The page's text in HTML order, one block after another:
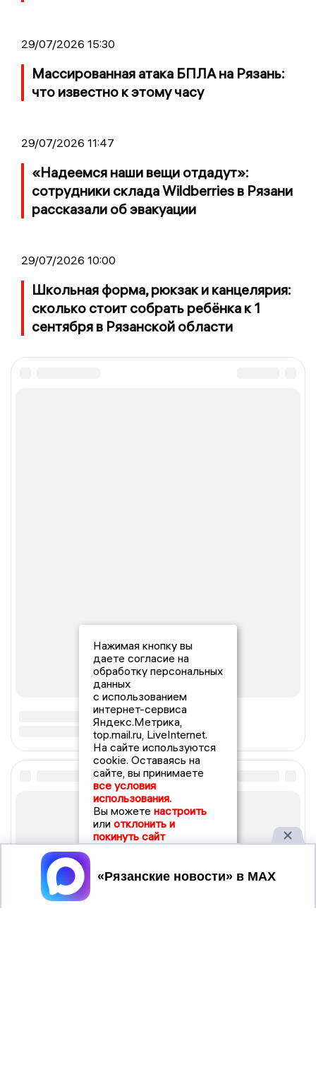
29/07/2026 15:30
Массированная атака БПЛА на Рязань:
что известно к этому часу
29/07/2026 11:47
«Надеемся наши вещи отдадут»:
сотрудники склада Wildberries в Рязани
рассказали об эвакуации
29/07/2026 10:00
Школьная форма, рюкзак и канцелярия:
сколько стоит собрать ребёнка к 1
сентября в Рязанской области
Нажимая кнопку вы
даете согласие на
обработку персональных
данных
с использованием
интернет-сервиса
Яндекс.Метрика,
top.mail.ru, LiveInternet.
На сайте используются
cookie. Оставаясь на
сайте, вы принимаете
все условия
использования.
Вы можете настроить
или отклонить и
покинуть сайт
Принять